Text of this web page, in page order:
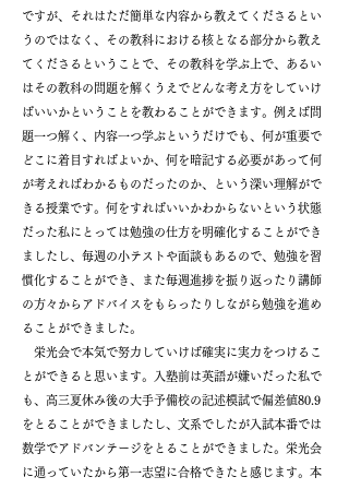
ですが、それはただ簡単な内容から教えてくださるとい
うのではなく、その教科における核となる部分から教え
てくださるということで、その教科を学ぶ上で、あるい
はその教科の問題を解くうえでどんな考え方をしていけ
ばいいかということを教わることができます。例えば問
題一つ解く、内容一つ学ぶというだけでも、何が重要で
どこに着目すればよいか、何を暗記する必要があって何
が考えればわかるものだったのか、という深い理解がで
きる授業です。何をすればいいかわからないという状態
だった私にとっては勉強の仕方を明確化することができ
ましたし、毎週の小テストや面談もあるので、勉強を習
慣化することができ、また毎週進捗を振り返ったり講師
の方々からアドバイスをもらったりしながら勉強を進め
ることができました。
栄光会で本気で努力していけば確実に実力をつけるこ
とができると思います。入塾前は英語が嫌いだった私で
も、高三夏休み後の大手予備校の記述模試で偏差値80.9
をとることができましたし、文系でしたが入試本番では
数学でアドバンテージをとることができました。栄光会
に通っていたから第一志望に合格できたと感じます。本